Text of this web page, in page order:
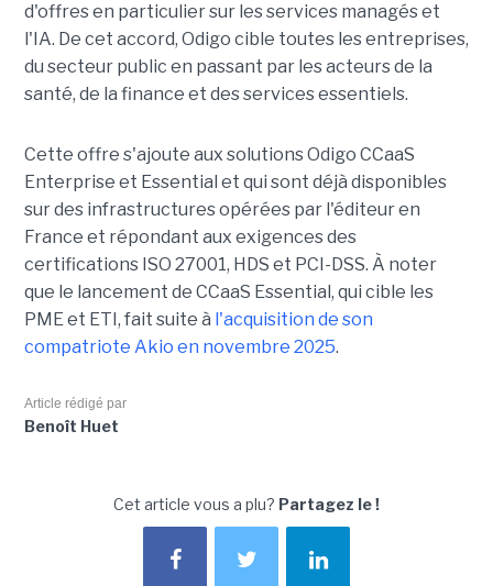
d'offres en particulier sur les services managés et
l'IA. De cet accord, Odigo cible toutes les entreprises,
du secteur public en passant par les acteurs de la
santé, de la finance et des services essentiels.
Cette offre s'ajoute aux solutions Odigo CCaaS
Enterprise et Essential et qui sont déjà disponibles
sur des infrastructures opérées par l'éditeur en
France et répondant aux exigences des
certifications ISO 27001, HDS et PCI-DSS. À noter
que le lancement de CCaaS Essential, qui cible les
PME et ETI, fait suite à l'acquisition de son
compatriote Akio en novembre 2025.
Article rédigé par
Benoît Huet
Cet article vous a plu? Partagez le !